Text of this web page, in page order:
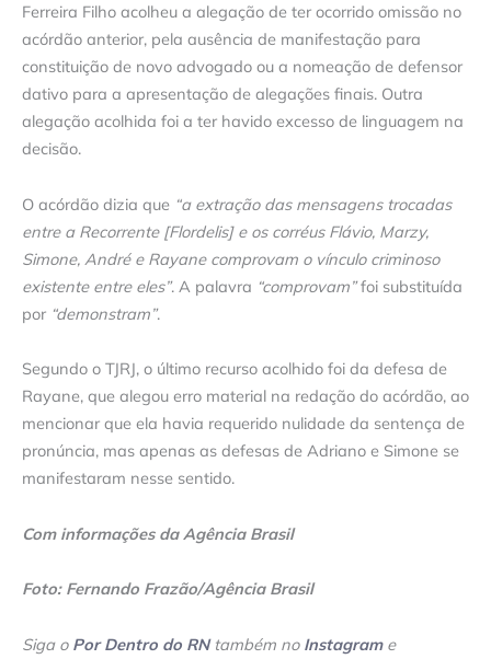
Ferreira Filho acolheu a alegação de ter ocorrido omissão no
acórdão anterior, pela ausência de manifestação para
constituição de novo advogado ou a nomeação de defensor
dativo para a apresentação de alegações finais. Outra
alegação acolhida foi a ter havido excesso de linguagem na
decisão.
O acórdão dizia que “a extração das mensagens trocadas
entre a Recorrente [Flordelis] e os corréus Flávio, Marzy,
Simone, André e Rayane comprovam o vínculo criminoso
existente entre eles”. A palavra “comprovam”foi substituída
por “demonstram”.
Segundo o TJRJ, o último recurso acolhido foi da defesa de
Rayane, que alegou erro material na redação do acórdão, ao
mencionar que ela havia requerido nulidade da sentença de
pronúncia, mas apenas as defesas de Adriano e Simone se
manifestaram nesse sentido.
Com informações da Agência Brasil
Foto: Fernando Frazão/Agência Brasil
Siga o Por Dentro do RNtambém no Instagrame